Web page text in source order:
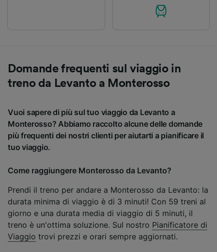
Domande frequenti sul viaggio in
treno da Levanto a Monterosso
Vuoi sapere di più sul tuo viaggio da Levanto a
Monterosso? Abbiamo raccolto alcune delle domande
più frequenti dei nostri clienti per aiutarti a pianificare il
tuo viaggio.
Come raggiungere Monterosso da Levanto?
Prendi il treno per andare a Monterosso da Levanto: la
durata minima di viaggio è di 3 minuti! Con 59 treni al
giorno e una durata media di viaggio di 5 minuti, il
treno è un'ottima soluzione. Sul nostro Pianificatore di
Viaggio trovi prezzi e orari sempre aggiornati.